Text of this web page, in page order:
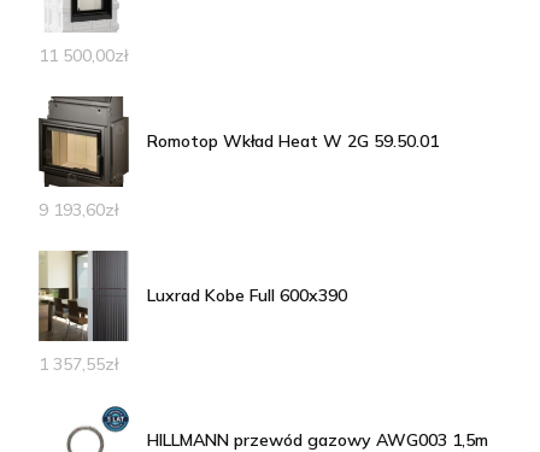
11 500,00zł
Romotop Wkład Heat W 2G 59.50.01
9 193,60zł
Luxrad Kobe Full 600x390
1 357,55zł
HILLMANN przewód gazowy AWG003 1,5m